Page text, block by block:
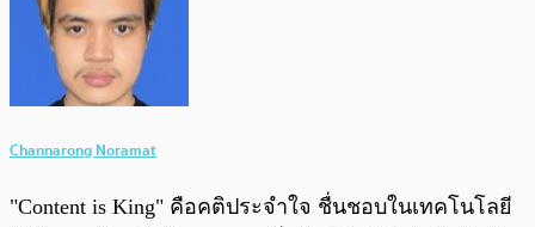
Channarong Noramat
"Content is King" คือคติประจำใจ ชื่นชอบในเทคโนโลยี